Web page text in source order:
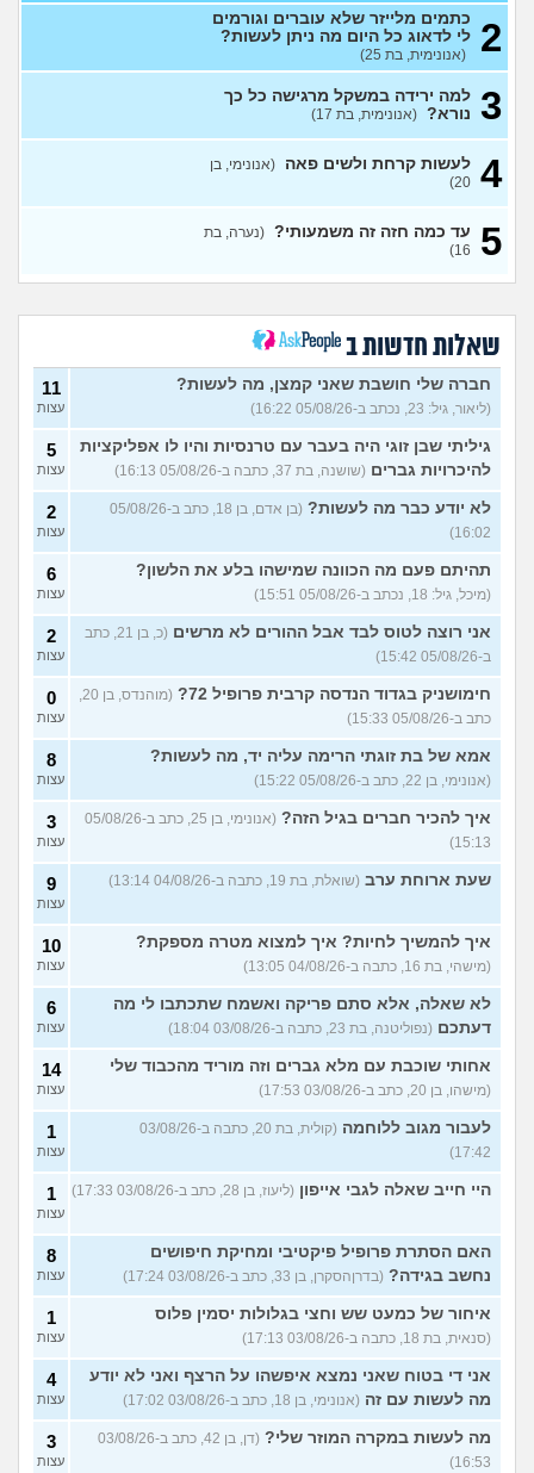
יש לי נשירת סטרס ואני נכנסת
לשנה קשה יותר מה אני עושה?
(אנונימית מתולתלת, בת 16)
הן לא אוהבות את זה?
(אריה, בן 26)
איך להתמודד עם הערות על
המשקל שלי?
(אישה, בת 21)
על ריח רע מהנרתיק
(אינה,
בת 32)
מהי האינדיקציה ההכי טובה
11
אני מתבייש ולא יודע מה
לעשות בקיץ בים או בריכה
(אנונימי, בן 13)
רופא שיניים נזף בי, דמעתי כל
הטיפול
(תות, בת 34)
6
עד כמה אני מבלבלת בנות
באופן הלבוש שלי והדיבור שלי,
צריכה עצה
(עדן, בת 24)
4
עצות
האם אימוני קליסטניקס באמת
טובים יותר?
(מתלבט, בן 32)
4
עצות
בת 16, והשיער שלי ממש נושר
ואני לא יודעת מה לעשות?
(אליאנה, בת 16)
צלוליט בגיל הנעורים, מה
לעשות? (אנונימית, בת 16)
2
עצות
גבר שעיר או חלק? (מעיין, בן 14) 5
עצות
עוד שאלות חדשות במדור
2
כתמים מלייזר שלא עוברים וגורמים
לי לדאוג כל היום מה ניתן לעשות?
(אנונימית, בת 25)
3 למה ירידה במשקל מרגישה כל כך
נורא? (אנונימית, בת 17)
4 לעשות קרחת ולשים פאה (אנונימי, בן
20)
5 עד כמה חזה זה משמעותי? (נערה, בת
16)
שאלות חדשות ב
חברה שלי חושבת שאני קמצן, מה לעשות?
(ליאור, גיל: 23, נכתב ב-05/08/26 16:22)
11
עצות
גיליתי שבן זוגי היה בעבר עם טרנסיות והיו לו אפליקציות
להיכרויות גברים (שושנה, בת 37, כתבה ב-05/08/26 16:13)
5
עצות
לא יודע כבר מה לעשות?
(בן אדם, בן 18, כתב ב-05/08/26
16:02)
2
עצות
תהיתם פעם מה הכוונה שמישהו בלע את הלשון?
(מיכל, גיל: 18, נכתב ב-05/08/26 15:51)
6
עצות
אני רוצה לטוס לבד אבל ההורים לא מרשים
(כ, בן 21, כתב
ב-05/08/26 15:42)
2
עצות
חימושניק בגדוד הנדסה קרבית פרופיל 72?
(מוהנדס, בן 20,
כתב ב-05/08/26 15:33)
0
עצות
אמא של בת זוגתי הרימה עליה יד, מה לעשות?
(אנונימי, בן 22, כתב ב-05/08/26 15:22)
8
עצות
איך להכיר חברים בגיל הזה?
(אנונימי, בן 25, כתב ב-05/08/26
15:13)
3
עצות
שעת ארוחת ערב (שואלת, בת 19, כתבה ב-04/08/26 13:14) 9
עצות
איך להמשיך לחיות? איך למצוא מטרה מספקת?
(מישהי, בת 16, כתבה ב-04/08/26 13:05)
10
עצות
לא שאלה, אלא סתם פריקה ואשמח שתכתבו לי מה
דעתכם (נפוליטנה, בת 23, כתבה ב-03/08/26 18:04)
6
עצות
אחותי שוכבת עם מלא גברים וזה מוריד מהכבוד שלי
(מישהו, בן 20, כתב ב-03/08/26 17:53)
14
עצות
לעבור מגוב ללוחמה
(קולית, בת 20, כתבה ב-03/08/26
17:42)
1
עצות
היי חייב שאלה לגבי אייפון (ליעוז, בן 28, כתב ב-03/08/26 17:33) 1
עצות
האם הסתרת פרופיל פיקטיבי ומחיקת חיפושים
נחשב בגידה? (בדרןהסקרן, בן 33, כתב ב-03/08/26 17:24)
8
עצות
איחור של כמעט שש וחצי בגלולות יסמין פלוס
(סנאית, בת 18, כתבה ב-03/08/26 17:13)
1
עצות
אני די בטוח שאני נמצא איפשהו על הרצף ואני לא יודע
מה לעשות עם זה (אנונימי, בן 18, כתב ב-03/08/26 17:02)
4
עצות
מה לעשות במקרה המוזר שלי?
(דן, בן 42, כתב ב-03/08/26
16:53)
3
עצות